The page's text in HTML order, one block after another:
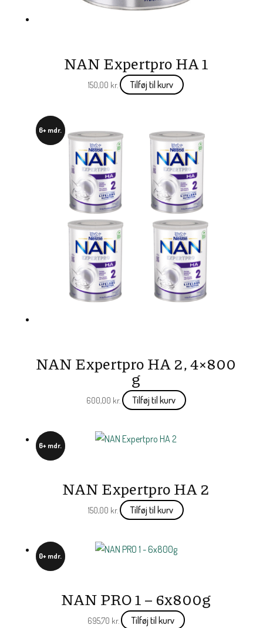
NAN Expertpro HA 1
150,00 kr. Tilføj til kurv
6+ mdr.
NAN Expertpro HA 2, 4×800
g
600,00 kr. Tilføj til kurv
6+ mdr.
NAN Expertpro HA 2
150,00 kr. Tilføj til kurv
0+ mdr.
NAN PRO 1 – 6x800g
695,70 kr. Tilføj til kurv